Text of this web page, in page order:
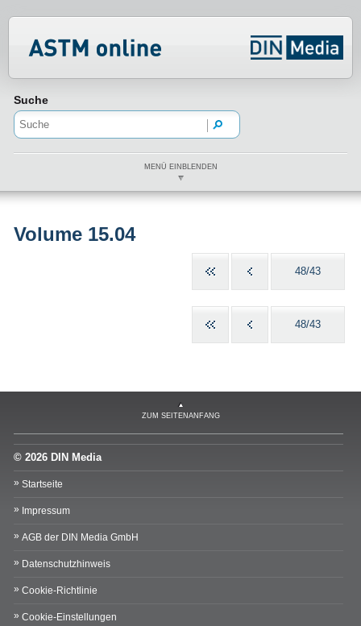
Suche
MENÜ EINBLENDEN
Volume 15.04
48/43
48/43
ZUM SEITENANFANG
© 2026 DIN Media
Startseite
Impressum
AGB der DIN Media GmbH
Datenschutzhinweis
Cookie-Richtlinie
Cookie-Einstellungen